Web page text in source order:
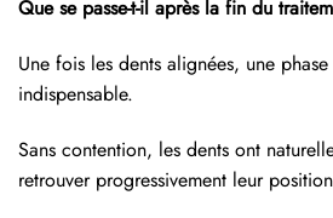
Que se passe-t-il après la fin du
Une fois les dents alignées, une
indispensable.
Sans contention, les dents ont
retrouver progressivement leur